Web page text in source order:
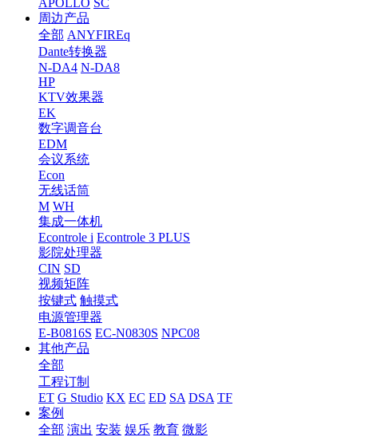
APOLLO SC
周边产品
全部 ANYFIREq
Dante转换器
N-DA4 N-DA8
HP
KTV效果器
EK
数字调音台
EDM
会议系统
Econ
无线话筒
M WH
集成一体机
Econtrole i Econtrole 3 PLUS
影院处理器
CIN SD
视频矩阵
按键式 触摸式
电源管理器
E-B0816S EC-N0830S NPC08
其他产品
全部
工程订制
ET G Studio KX EC ED SA DSA TF
案例
全部 演出 安装 娱乐 教育 微影